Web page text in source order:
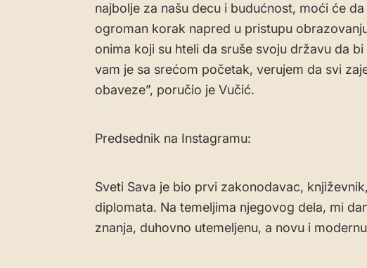
najbolje za našu decu i budućnost, moći će
ogroman korak napred u pristupu
onima koji su hteli da sruše svoju državu da
vam je sa srećom početak, verujem da svi
obaveze”, poručio je Vučić.
Predsednik na Instagramu:
Sveti Sava je bio prvi zakonodavac,
diplomata. Na temeljima njegovog dela, mi
znanja, duhovno utemelјenu, a novu i